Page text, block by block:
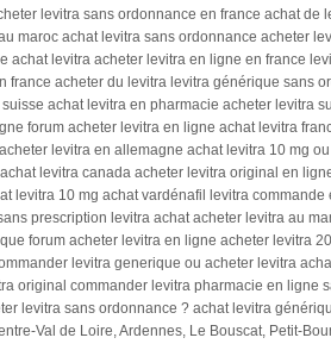
levitra sans ordonnance en france achat
maroc achat levitra sans ordonnance acheter
achat levitra acheter levitra en ligne en france
france acheter du levitra levitra générique sans
achat levitra en pharmacie acheter levitra
forum acheter levitra en ligne achat levitra
levitra en allemagne achat levitra 10 mg
levitra canada acheter levitra original en
levitra 10 mg achat vardénafil levitra
prescription levitra achat acheter levitra au
forum acheter levitra en ligne acheter levitra
levitra generique ou acheter levitra
original commander levitra pharmacie en
levitra sans ordonnance ? achat levitra
Val de Loire, Ardennes, Le Bouscat, Petit-